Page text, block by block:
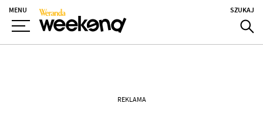
MENU SZUKAJ
REKLAMA